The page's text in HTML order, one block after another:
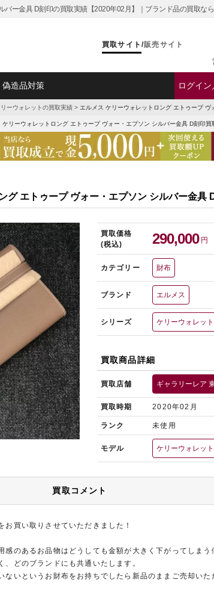
ー金具 D刻印の買取実績【2020年02月】｜ブランド品の買取な
買取サイト /販売サイト
偽造品対策 ログイ
ーウォレットの買取実績 > エルメス ケリーウォレットロング エトゥープ
ケリーウォレットロング エトゥープ ヴォー・エプソン シルバー金具 D刻印買
グ エトゥープ ヴォー・エプソン シルバー金具
買取価格
(税込)
290,000 円
カテゴリー 財布
ブランド エルメス
シリーズ ケリーウォレット
買取商品詳細
買取店舗 ギャラリーレア
買取時期 2020年02月
ランク 未使用
モデル ケリーウォレッ
買取コメント
買い取りさせていただきました！
感のあるお品物はどうしても金額が大きく下がってしまう
どのブランドにも共通いたします。
ないというお財布をお持ちでしたら新品のままご売却いた